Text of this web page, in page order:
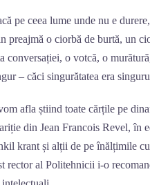
pe ceea lume unde nu e
preajmă o ciorbă de burtă, un
conversației, o votcă, o
– căci singurătatea era
afla știind toate cărțile pe
din Jean Francois Revel, în
krant și alții de pe înălțimile
rector al Politehnicii i-o